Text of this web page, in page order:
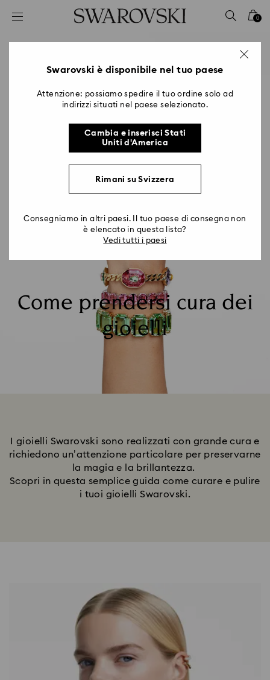
Accesskeys list
2 - Footer
0
Come prendersi cura dei
gioielli
I gioielli Swarovski sono realizzati con grande cura e
richiedono unʼattenzione particolare per preservarne
la magia e la brillantezza.
Scopri in questa semplice guida come curare e pulire
i tuoi gioielli Swarovski.
Swarovski è disponibile nel tuo paese
Attenzione: possiamo spedire il tuo ordine solo ad
indirizzi situati nel paese selezionato.
Cambia e inserisci Stati
Uniti d'America
Rimani su Svizzera
Consegniamo in altri paesi. Il tuo paese di consegna non
è elencato in questa lista?
Vedi tutti i paesi